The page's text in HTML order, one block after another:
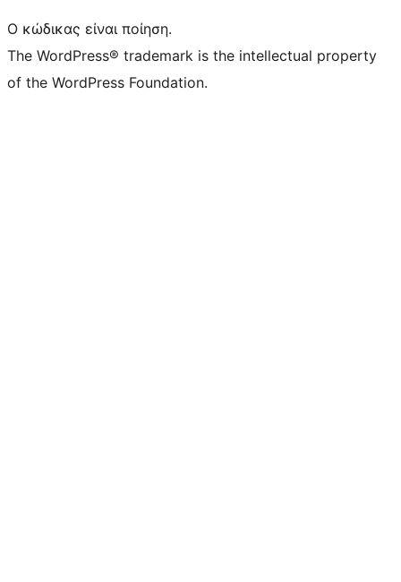
Ο κώδικας είναι ποίηση.
The WordPress® trademark is the intellectual property
of the WordPress Foundation.